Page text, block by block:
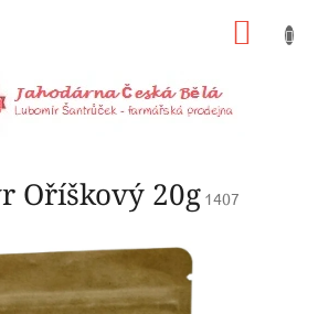
Oříškový 20g 1407